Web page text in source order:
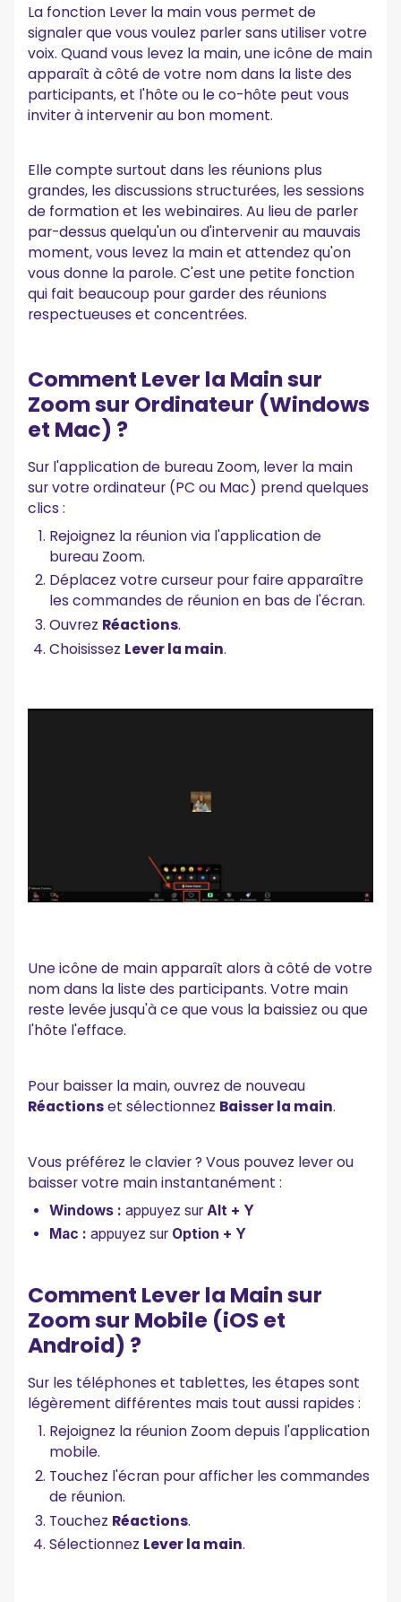
La fonction Lever la main vous permet de
signaler que vous voulez parler sans utiliser votre
voix. Quand vous levez la main, une icône de main
apparaît à côté de votre nom dans la liste des
participants, et l'hôte ou le co-hôte peut vous
inviter à intervenir au bon moment.
Elle compte surtout dans les réunions plus
grandes, les discussions structurées, les sessions
de formation et les webinaires. Au lieu de parler
par-dessus quelqu'un ou d'intervenir au mauvais
moment, vous levez la main et attendez qu'on
vous donne la parole. C'est une petite fonction
qui fait beaucoup pour garder des réunions
respectueuses et concentrées.
Comment Lever la Main sur
Zoom sur Ordinateur (Windows
et Mac) ?
Sur l'application de bureau Zoom, lever la main
sur votre ordinateur (PC ou Mac) prend quelques
clics :
Rejoignez la réunion via l'application de
bureau Zoom.
Déplacez votre curseur pour faire apparaître
les commandes de réunion en bas de l'écran.
Ouvrez Réactions.
Choisissez Lever la main.
Une icône de main apparaît alors à côté de votre
nom dans la liste des participants. Votre main
reste levée jusqu'à ce que vous la baissiez ou que
l'hôte l'efface.
Pour baisser la main, ouvrez de nouveau
Réactionset sélectionnez Baisser la main.
Vous préférez le clavier ? Vous pouvez lever ou
baisser votre main instantanément :
Windows : appuyez sur Alt + Y
Mac : appuyez sur Option + Y
Comment Lever la Main sur
Zoom sur Mobile (iOS et
Android) ?
Sur les téléphones et tablettes, les étapes sont
légèrement différentes mais tout aussi rapides :
Rejoignez la réunion Zoom depuis l'application
mobile.
Touchez l'écran pour afficher les commandes
de réunion.
Touchez Réactions.
Sélectionnez Lever la main.